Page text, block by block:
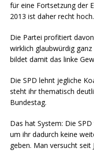
für eine Fortsetzung der
2013 ist daher recht hoch.
Die Partei profitiert
wirklich glaubwürdig
bildet damit das linke
Die SPD lehnt jegliche
steht ihr thematisch
Bundestag.
Das hat System: Die
um ihr dadurch keine
geben. Man versucht seit